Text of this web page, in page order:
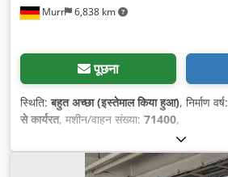
Murr 6,838 km
पूछना
स्थिति:बहुत अच्छा (इस्तेमाल किया हुआ), निर्माण वर्ष:
से कार्यरत, मशीन/वाहन संख्या: 71400,